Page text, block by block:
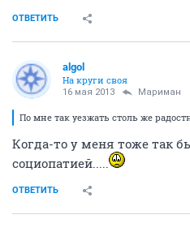
ОТВЕТИТЬ
algol
На круги своя
16 мая 2013 Мариман
По мне так уезжать столь же
Когда-то у меня тоже так
социопатией.....
ОТВЕТИТЬ